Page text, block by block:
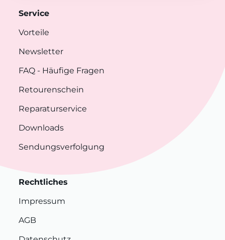
Service
Vorteile
Newsletter
FAQ - Häufige Fragen
Retourenschein
Reparaturservice
Downloads
Sendungsverfolgung
Rechtliches
Impressum
AGB